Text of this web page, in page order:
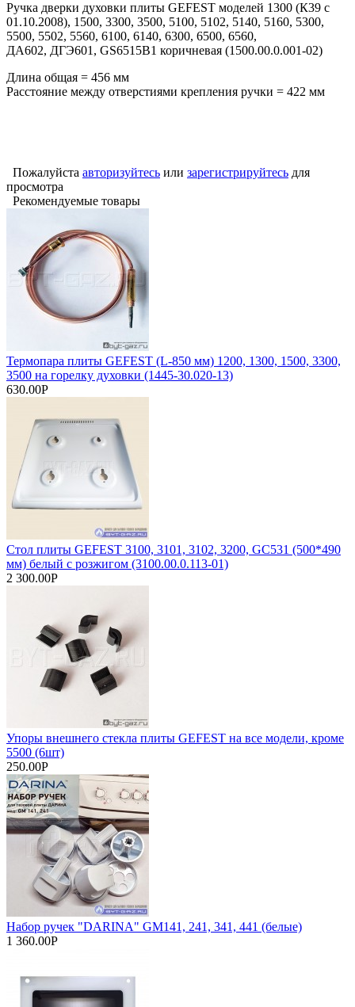
Ручка дверки духовки плиты GEFEST моделей 1300 (К39 с
01.10.2008), 1500, 3300, 3500, 5100, 5102, 5140, 5160, 5300,
5500, 5502, 5560, 6100, 6140, 6300, 6500, 6560,
ДА602, ДГЭ601, GS6515B1 коричневая (1500.00.0.001-02)
Длина общая = 456 мм
Расстояние между отверстиями крепления ручки = 422 мм
Пожалуйста авторизуйтесь или зарегистрируйтесь для
просмотра
Рекомендуемые товары
Термопара плиты GEFEST (L-850 мм) 1200, 1300, 1500, 3300,
3500 на горелку духовки (1445-30.020-13)
630.00Р
Стол плиты GEFEST 3100, 3101, 3102, 3200, GC531 (500*490
мм) белый с розжигом (3100.00.0.113-01)
2 300.00Р
Упоры внешнего стекла плиты GEFEST на все модели, кроме
5500 (6шт)
250.00Р
Набор ручек "DARINA" GM141, 241, 341, 441 (белые)
1 360.00Р